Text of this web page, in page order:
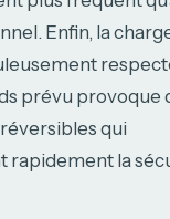
Enfin, la
prévu provoque
qui
la